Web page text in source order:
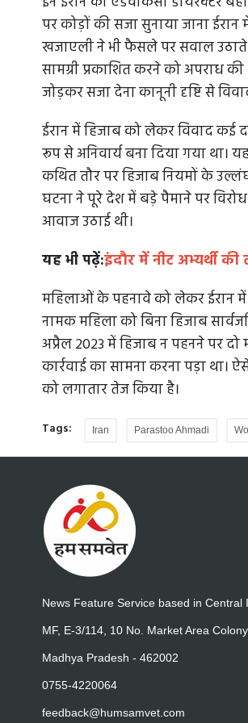
पर कोड़ों की सजा सुनाया जाना ईरान
खजाएली ने भी फैसले पर सवाल उठाते
सामग्री प्रकाशित करने को अपराध
जोड़कर सजा देना कानूनी दृष्टि से
ईरान में हिजाब को लेकर विवाद कई
रूप से अनिवार्य बना दिया गया था।
कथित तौर पर हिजाब नियमों के
घटना ने पूरे देश में बड़े पैमाने पर
आवाज उठाई थी।
यह भी पढ़ें:इंदौर में नीट अभ्यर्थी
महिलाओं के पहनावे को लेकर ईरान में
नामक महिला को बिना हिजाब
अप्रैल 2023 में हिजाब न पहनने पर
कार्रवाई का सामना करना पड़ा
को लगातार तेज किया है।
Tags: Iran Parastoo Ahmadi
की जमानत...
ने मुख्य
शहरी नियोजन की विफलता
की त्रासदी,...
यदि भारत के सबसे स्वच्छ शहर
इन्दौर में दूषित पानी से...
News Feature Service based in Central
MF, E-3/114, 10 No. Market Area
Madhya Pradesh - 462002
0755-4220064
feedback@humsamvet.com